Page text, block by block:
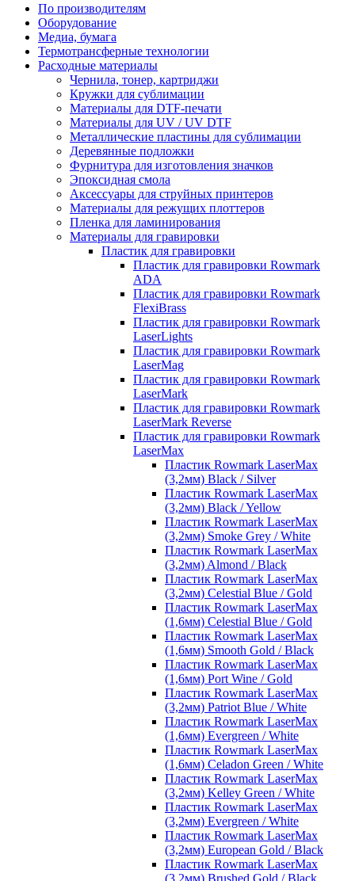
По производителям
Оборудование
Медиа, бумага
Термотрансферные технологии
Расходные материалы
Чернила, тонер, картриджи
Кружки для сублимации
Материалы для DTF-печати
Материалы для UV / UV DTF
Металлические пластины для сублимации
Деревянные подложки
Фурнитура для изготовления значков
Эпоксидная смола
Аксессуары для струйных принтеров
Материалы для режущих плоттеров
Пленка для ламинирования
Материалы для гравировки
Пластик для гравировки
Пластик для гравировки Rowmark
ADA
Пластик для гравировки Rowmark
FlexiBrass
Пластик для гравировки Rowmark
LaserLights
Пластик для гравировки Rowmark
LaserMag
Пластик для гравировки Rowmark
LaserMark
Пластик для гравировки Rowmark
LaserMark Reverse
Пластик для гравировки Rowmark
LaserMax
Пластик Rowmark LaserMax
(3,2мм) Black / Silver
Пластик Rowmark LaserMax
(3,2мм) Black / Yellow
Пластик Rowmark LaserMax
(3,2мм) Smoke Grey / White
Пластик Rowmark LaserMax
(3,2мм) Almond / Black
Пластик Rowmark LaserMax
(3,2мм) Celestial Blue / Gold
Пластик Rowmark LaserMax
(1,6мм) Celestial Blue / Gold
Пластик Rowmark LaserMax
(1,6мм) Smooth Gold / Black
Пластик Rowmark LaserMax
(1,6мм) Port Wine / Gold
Пластик Rowmark LaserMax
(3,2мм) Patriot Blue / White
Пластик Rowmark LaserMax
(1,6мм) Evergreen / White
Пластик Rowmark LaserMax
(1,6мм) Celadon Green / White
Пластик Rowmark LaserMax
(3,2мм) Kelley Green / White
Пластик Rowmark LaserMax
(3,2мм) Evergreen / White
Пластик Rowmark LaserMax
(3,2мм) European Gold / Black
Пластик Rowmark LaserMax
(3,2мм) Brushed Gold / Black